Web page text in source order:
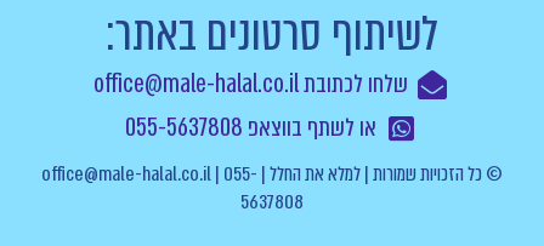
לשיתוף סרטונים באתר:
שלחו לכתובת office@male-halal.co.il
או לשתף בווצאפ 055-5637808
© כל הזכויות שמורות | למלא את החלל | office@male-halal.co.il | 055-
5637808